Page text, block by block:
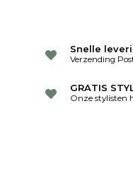
Snelle
Verzending
GRATIS
Onze stylisten